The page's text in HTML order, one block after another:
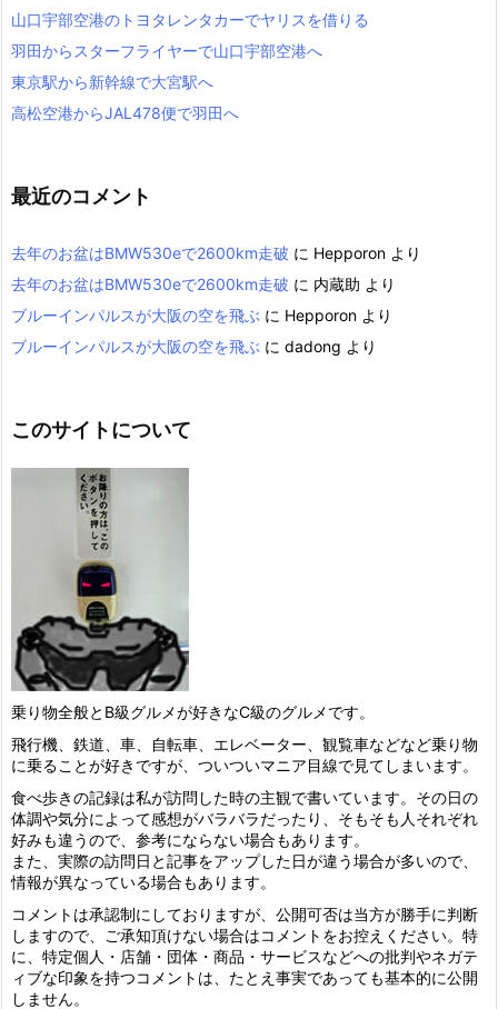
山口宇部空港のトヨタレンタカーでヤリスを借りる
羽田からスターフライヤーで山口宇部空港へ
東京駅から新幹線で大宮駅へ
高松空港からJAL478便で羽田へ
最近のコメント
去年のお盆はBMW530eで2600km走破 に Hepporon より
去年のお盆はBMW530eで2600km走破 に 内蔵助 より
ブルーインパルスが大阪の空を飛ぶ に Hepporon より
ブルーインパルスが大阪の空を飛ぶ に dadong より
このサイトについて
乗り物全般とB級グルメが好きなC級のグルメです。
飛行機、鉄道、車、自転車、エレベーター、観覧車などなど乗り物
に乗ることが好きですが、ついついマニア目線で見てしまいます。
食べ歩きの記録は私が訪問した時の主観で書いています。その日の
体調や気分によって感想がバラバラだったり、そもそも人それぞれ
好みも違うので、参考にならない場合もあります。
また、実際の訪問日と記事をアップした日が違う場合が多いので、
情報が異なっている場合もあります。
コメントは承認制にしておりますが、公開可否は当方が勝手に判断
しますので、ご承知頂けない場合はコメントをお控えください。特
に、特定個人・店舗・団体・商品・サービスなどへの批判やネガテ
ィブな印象を持つコメントは、たとえ事実であっても基本的に公開
しません。